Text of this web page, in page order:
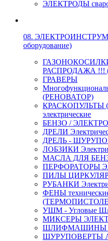
ЭЛЕКТРОДЫ
08.
оборудование)
РАСПРОДАЖА !!!
ГРАВЕРЫ
(РЕНОВАТОР)
КРАСКОПУЛЬТЫ
электрические
БЕНЗО /
ДРЕЛИ
ДРЕЛЬ -
ЛОБЗИКИ
МАСЛА ДЛЯ
ПЕРФОРАТОРЫ
ПИЛЫ
РУБАНКИ
ФЕНЫ
УШМ - Угловые
МИКСЕРЫ
ШЛИФМАШИНЫ
ШУРУПОВЕРТЫ